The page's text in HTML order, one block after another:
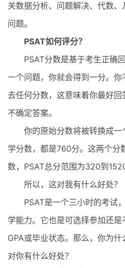
关数据分析、问题解决、代数
问题。
PSAT如何评分？
PSAT分数是基于考生正确
一个问题，你就会得到一分。
去任何分数，这意味着你最好
不确定答案。
你的原始分数将被转换成一
学分数，都是760分。这两个分
数，PSAT总分范围为320到1520
所以，这对我有什么好处？
PSAT是一个三小时的考试
学能力。它也是可选择参加还
GPA或毕业状态。那么，你为
对你有什么好处？